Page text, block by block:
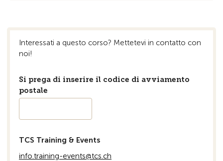
Interessati a questo corso? Mettetevi in ​​contatto con
noi!
Si prega di inserire il codice di avviamento
postale
TCS Training & Events
info.training-events@tcs.ch